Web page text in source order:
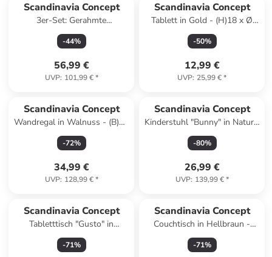
Scandinavia Concept
3er-Set: Gerahmte
Kunstdrucke
-44%
56,99 €
UVP: 101,99 €*
Scandinavia Concept
Tablett in Gold - (H)18 x Ø
20,5 cm
-50%
12,99 €
UVP: 25,99 €*
Scandinavia Concept
Wandregal in Walnuss - (B)20
x (H)40 x (T)9 cm
-72%
34,99 €
UVP: 128,99 €*
Scandinavia Concept
Kinderstuhl "Bunny" in Natur -
(B)30 x (H)55 x (T)25 cm
-80%
26,99 €
UVP: 139,99 €*
Scandinavia Concept
Tabletttisch "Gusto" in
Hellbraun/ Schwarz - (B)60 x
(H)35 x (T)24,5 cm
-71%
Scandinavia Concept
Couchtisch in Hellbraun -
(B)119 x (H)40 x (T)60 cm
-71%